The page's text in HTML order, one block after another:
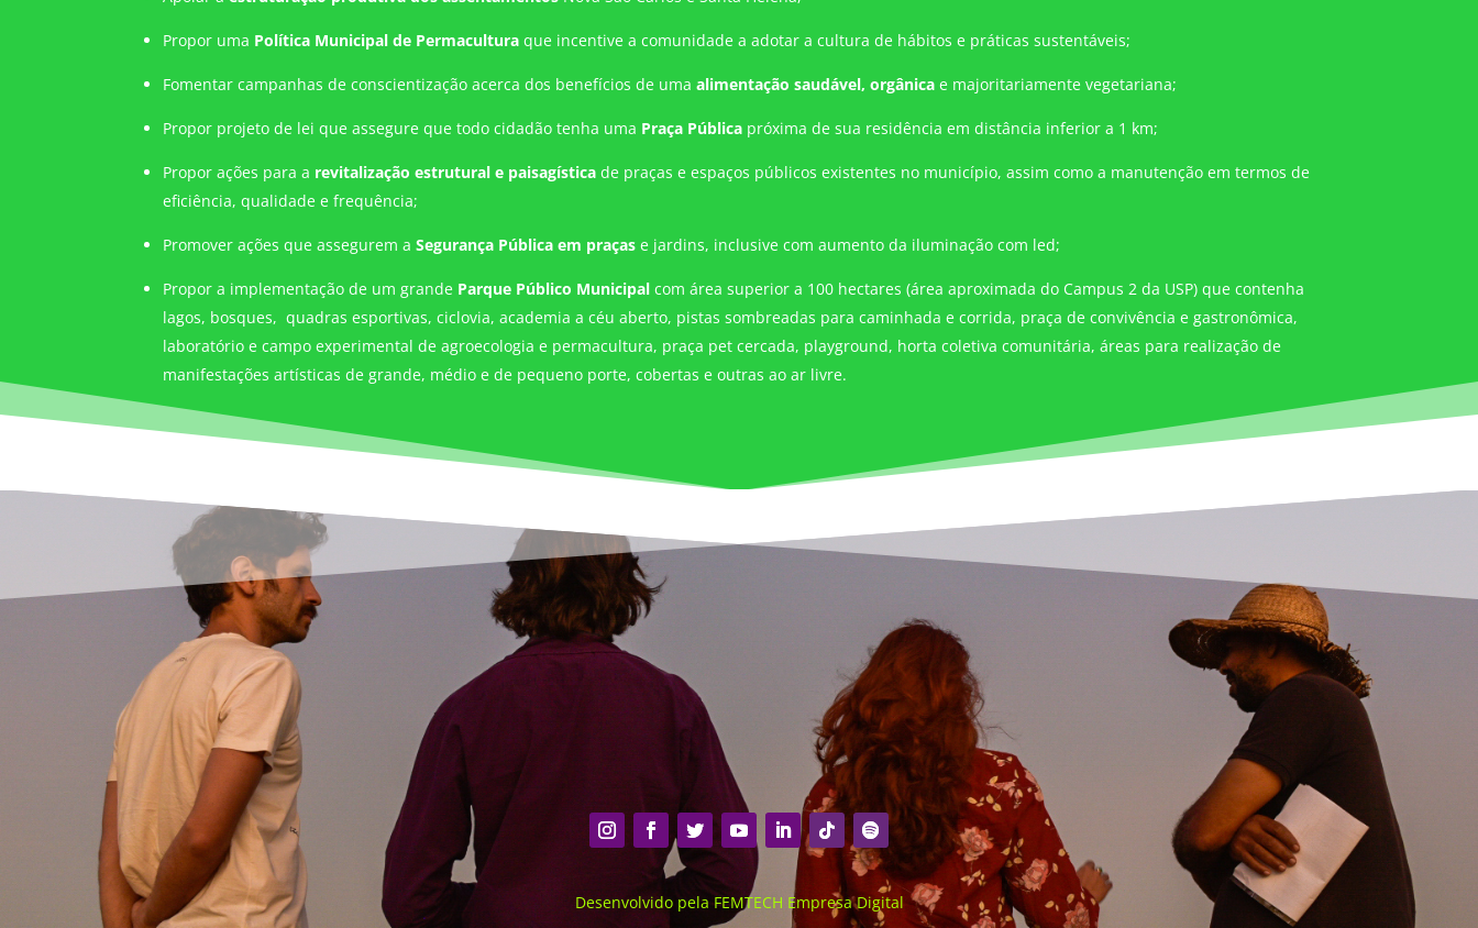
Propor uma Política Municipal de Permacultura que incentive a comunidade a adotar a cultura de hábitos e práticas sustentáveis;
Fomentar campanhas de conscientização acerca dos benefícios de umaalimentação saudável, orgânica e majoritariamente vegetariana;
Propor projeto de lei que assegure que todo cidadão tenha uma Praça Pública próxima de sua residência em distância inferior a 1 km;
Propor ações para a revitalização estrutural e paisagística de praças e espaços públicos existentes no município, assim como a manutenção em termos de
eficiência, qualidade e frequência;
Promover ações que assegurem aSegurança Pública em praçase jardins, inclusive com aumento da iluminação com led;
Propor a implementação de um grande Parque Público Municipal com área superior a 100 hectares (área aproximada do Campus 2 da USP) que contenha
lagos, bosques, quadras esportivas, ciclovia, academia a céu aberto, pistas sombreadas para caminhada e corrida, praça de convivência e gastronômica,
laboratório e campo experimental de agroecologia e permacultura, praça pet cercada, playground, horta coletiva comunitária, áreas para realização de
manifestações artísticas de grande, médio e de pequeno porte, cobertas e outras ao ar livre.
Desenvolvido pela FEMTECH Empresa Digital